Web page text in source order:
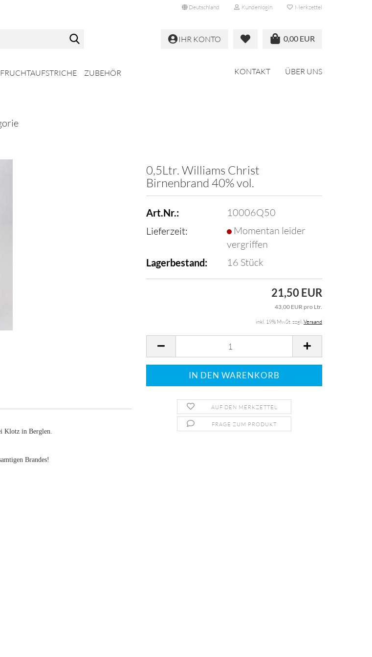
Deutschland Kundenlogin Merkzettel
0,00 EUR
IHR KONTO
FRUCHTAUFSTRICHE ZUBEHÖR KONTAKT ÜBER UNS
0,5Ltr. Williams Christ
Birnenbrand 40% vol.
Art.Nr.:
10006Q50
Lieferzeit:
Momentan leider
vergriffen
Lagerbestand: 16 Stück
21,50 EUR
43,00 EUR pro Ltr.
inkl. 19% MwSt. zzgl.Versand
AUF DEN MERKZETTEL
FRAGE ZUM PRODUKT
Klotz in Berglen.
Brandes!